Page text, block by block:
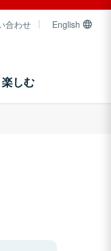
合わせ English
楽しむ